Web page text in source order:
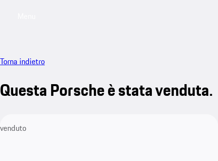
Torna indietro
Questa Porsche è stata venduta.
venduto